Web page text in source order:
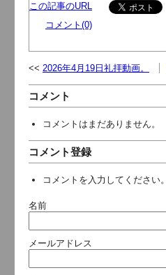
この記事のURL
コメント(0)
2026年4月19日礼拝動画。
コメント
コメントはまだありません。
コメント登録
コメントを入力してください。
名前
メールアドレス